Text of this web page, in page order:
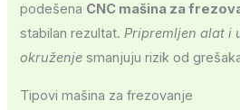
podešena CNC mašina za
stabilan rezultat.Pripremljen alat i
okruženje smanjuju rizik od
Tipovi mašina za frezovanje